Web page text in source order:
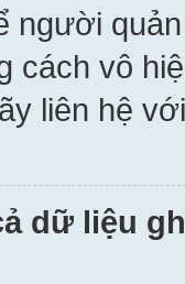
người
cách vô
liên hệ
dữ liệu